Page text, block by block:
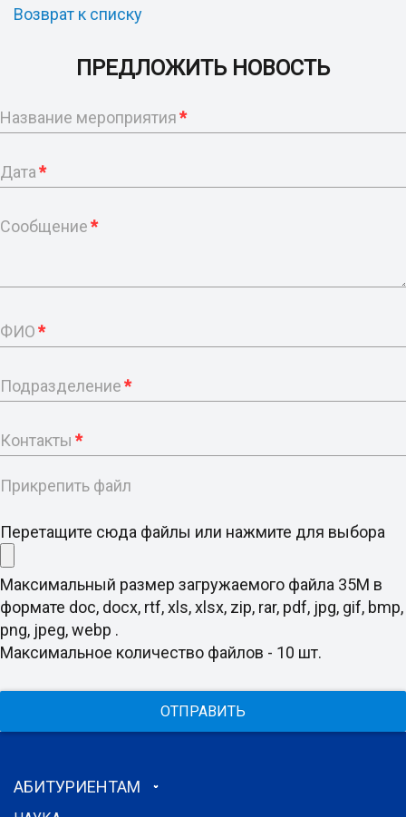
Возврат к списку
ПРЕДЛОЖИТЬ НОВОСТЬ
Название мероприятия*
Дата*
Сообщение*
ФИО*
Подразделение*
Контакты *
Прикрепить файл
Перетащите сюда файлы или нажмите для выбора
Максимальный размер загружаемого файла 35M в
формате doc, docx, rtf, xls, xlsx, zip, rar, pdf, jpg, gif, bmp,
png, jpeg, webp .
Максимальное количество файлов - 10 шт.
ОТПРАВИТЬ
АБИТУРИЕНТАМ